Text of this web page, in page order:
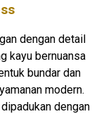
dengan detail
kayu bernuansa
bundar dan
modern.
dengan